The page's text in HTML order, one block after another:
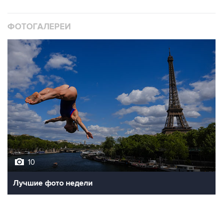
10
Лучшие фото недели